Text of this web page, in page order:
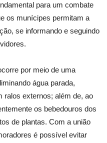
para um combate
os munícipes permitam a
se informando e seguindo
por meio de uma
água parada,
ralos externos; além de, ao
os bebedouros dos
de plantas. Com a união
é possível evitar